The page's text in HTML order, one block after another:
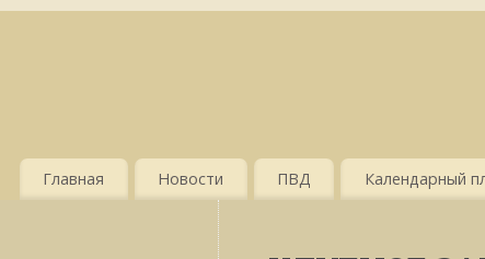
Главная Новости ПВД Календарный